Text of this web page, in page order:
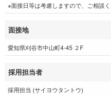
※面接日等は考慮しますので、ご相談く
面接地
愛知県刈谷市中山町4-45 ２F
採用担当者
採用担当 (サイヨウタントウ)